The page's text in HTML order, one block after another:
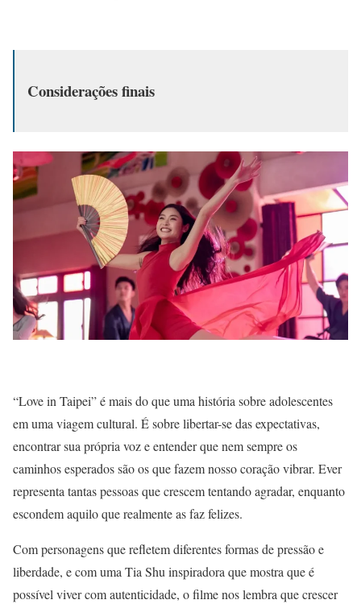
Considerações finais
“Love in Taipei” é mais do que uma história sobre adolescentes
em uma viagem cultural. É sobre libertar-se das expectativas,
encontrar sua própria voz e entender que nem sempre os
caminhos esperados são os que fazem nosso coração vibrar. Ever
representa tantas pessoas que crescem tentando agradar, enquanto
escondem aquilo que realmente as faz felizes.
Com personagens que refletem diferentes formas de pressão e
liberdade, e com uma Tia Shu inspiradora que mostra que é
possível viver com autenticidade, o filme nos lembra que crescer